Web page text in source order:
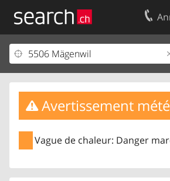
Avertissement
Vague de chaleur: Danger
Votre inscription
Centre clients
Mentions Légales